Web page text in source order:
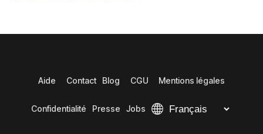
Aide Contact Blog CGU Mentions légales
Confidentialité Presse Jobs